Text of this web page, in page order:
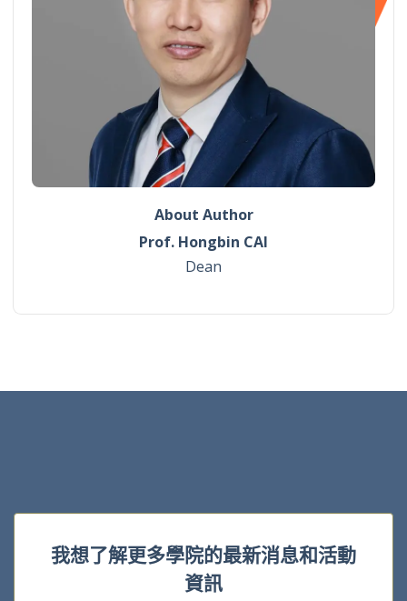
About Author
Prof. Hongbin CAI
Dean
我想了解更多學院的最新消息和活動
資訊